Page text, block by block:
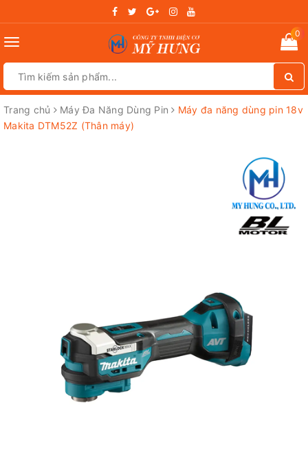
Toggle
0
Trang chủ Máy Đa Năng Dùng Pin
Máy đa năng dùng pin 18v
Makita DTM52Z (Thân máy)